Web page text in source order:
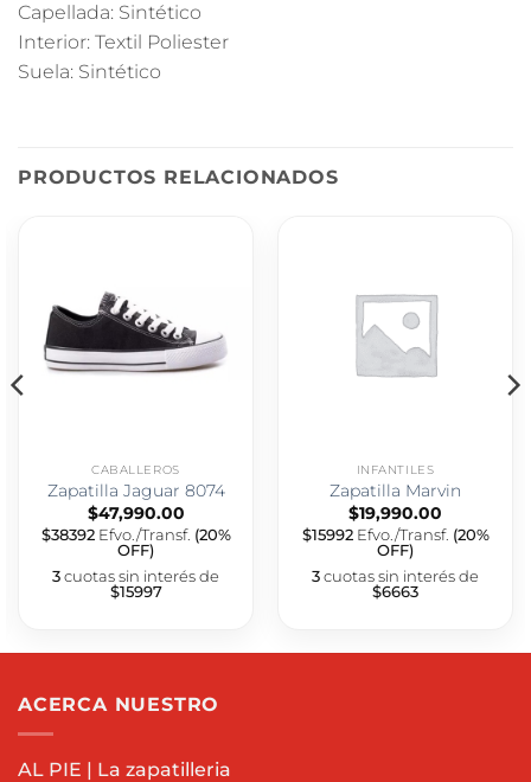
Capellada: Sintético
Interior: Textil Poliester
Suela: Sintético
PRODUCTOS RELACIONADOS
CABALLEROS
Zapatilla Jaguar 8074
$47,990.00
$38392Efvo./Transf. (20%
OFF)
3cuotas sin interés de
$15997
INFANTILES
Zapatilla Marvin
$19,990.00
$15992Efvo./Transf. (20%
OFF)
3cuotas sin interés de
$6663
ACERCA NUESTRO
AL PIE | La zapatilleria